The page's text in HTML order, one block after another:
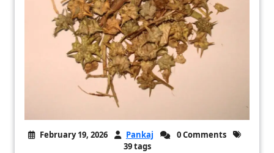
February 19, 2026 Pankaj
0 Comments
39 tags